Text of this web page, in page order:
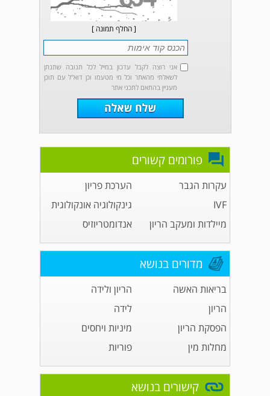
[ החלף תמונה ]
אני רוצה לקבל עדכון במייל לכל תגובה שתנתן
לשאלתי מהאתר וכל מי מטעמו וכן דוא"ל עם תוכן
מעניין בהתאם לתכני אתר
פורומים קשורים
עקרות הגבר
הערכת פריון
IVF
גינקולוגיה אונקולוגית
מיילדות ומעקב הריון
אנדומטריוזיס
מדורים בנושא
בריאות האשה
הריון ולידה
הריון
לידה
הפסקת הריון
מיניות ויחסים
מחלות מין
פוריות
קישורים בנושא